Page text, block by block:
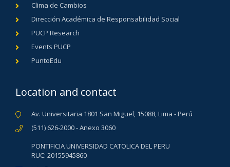
Clima de Cambios
Dirección Académica de Responsabilidad Social
PUCP Research
Events PUCP
PuntoEdu
Location and contact
Av. Universitaria 1801 San Miguel, 15088, Lima - Perú
(511) 626-2000 - Anexo 3060
PONTIFICIA UNIVERSIDAD CATOLICA DEL PERU
RUC: 20155945860